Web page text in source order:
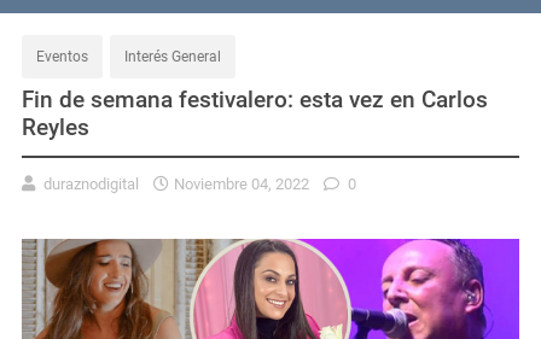
Eventos Interés General
Fin de semana festivalero: esta vez en Carlos
Reyles
duraznodigital Noviembre 04, 2022 0